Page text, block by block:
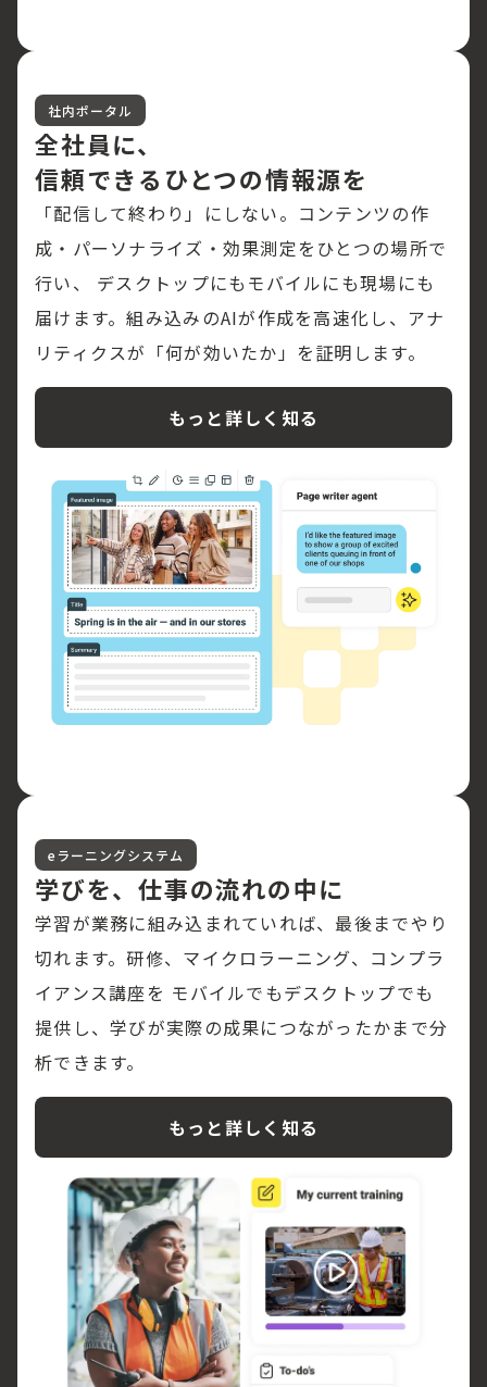
社内ポータル
全社員に、
信頼できるひとつの情報源を
「配信して終わり」にしない。コンテンツの作
成・パーソナライズ・効果測定をひとつの場所で
行い、 デスクトップにもモバイルにも現場にも
届けます。組み込みのAIが作成を高速化し、アナ
リティクスが「何が効いたか」を証明します。
もっと詳しく知る
eラーニングシステム
学びを、仕事の流れの中に
学習が業務に組み込まれていれば、最後までやり
切れます。研修、マイクロラーニング、コンプラ
イアンス講座を モバイルでもデスクトップでも
提供し、学びが実際の成果につながったかまで分
析できます。
もっと詳しく知る